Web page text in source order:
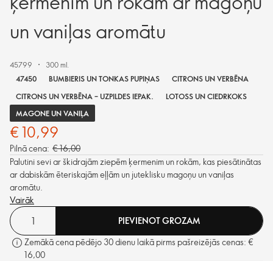
un vaniļas aromātu
45799
300 ml.
47450
BUMBIERIS UN TONKAS PUPIŅAS
CITRONS UN VERBĒNA
CITRONS UN VERBĒNA – UZPILDES IEPAK.
LOTOSS UN CIEDRKOKS
MAGONE UN VANIĻA
€ 10,99
Pilnā cena: € 16,00
Palutini sevi ar škidrajām ziepēm ķermenim un rokām, kas piesātinātas
ar dabiskām ēteriskajām eļļām un juteklisku magoņu un vaniļas
aromātu.
Vairāk
PIEVIENOT GROZAM
Zemākā cena pēdējo 30 dienu laikā pirms pašreizējās cenas: €
16,00